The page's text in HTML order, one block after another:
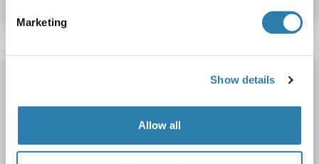
Marketing
Show details
Allow all
2 images